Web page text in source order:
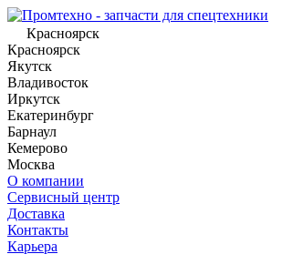
Красноярск
Красноярск
Якутск
Владивосток
Иркутск
Екатеринбург
Барнаул
Кемерово
Москва
О компании
Сервисный центр
Доставка
Контакты
Карьера